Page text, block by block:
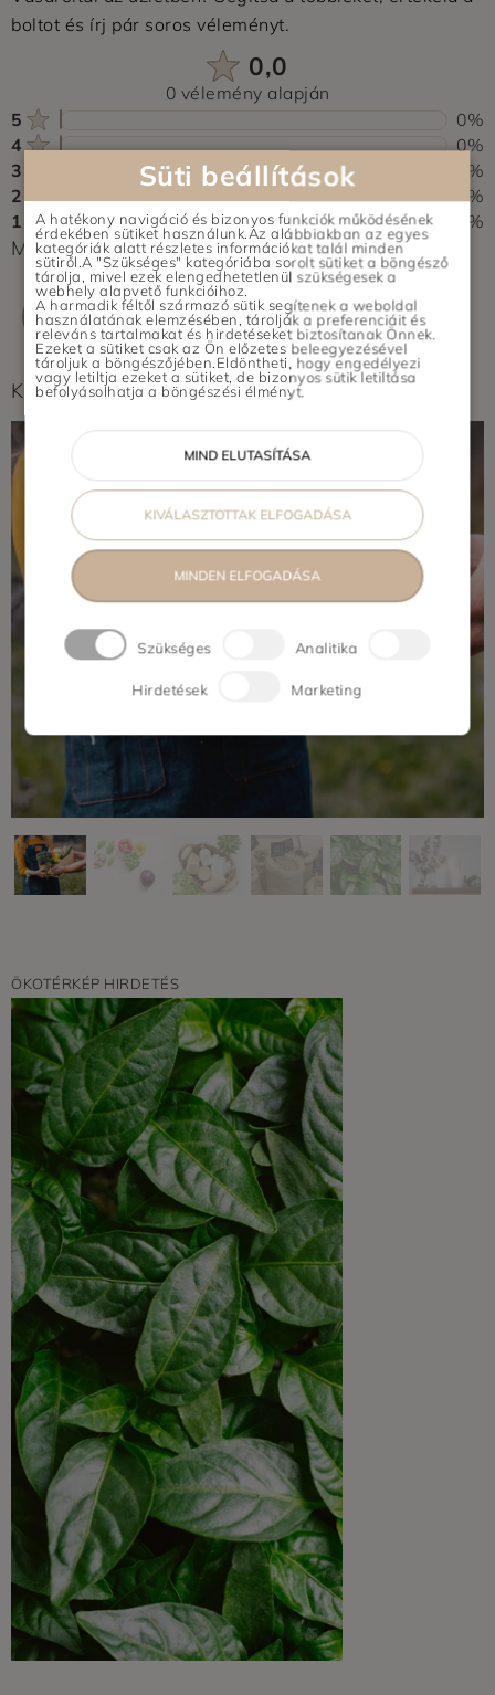
boltot és írj pár soros véleményt.
0,0
0 vélemény alapján
5
0%
4
0%
3
0%
2
0%
1
0%
Még nem érkezett értékelés. Légy Te az első!
ÉRTÉKELÉS ÍRÁSA
Képek feltöltés alatt...
ÖKOTÉRKÉP HIRDETÉS
Süti beállítások
A hatékony navigáció és bizonyos funkciók működésének
érdekében sütiket használunk.Az alábbiakban az egyes
kategóriák alatt részletes információkat talál minden
sütiről.A "Szükséges" kategóriába sorolt sütiket a böngésző
tárolja, mivel ezek elengedhetetlenül szükségesek a
webhely alapvető funkcióihoz.
A harmadik féltől származó sütik segítenek a weboldal
használatának elemzésében, tárolják a preferenciáit és
releváns tartalmakat és hirdetéseket biztosítanak Önnek.
Ezeket a sütiket csak az Ön előzetes beleegyezésével
tároljuk a böngészőjében.Eldöntheti, hogy engedélyezi
vagy letiltja ezeket a sütiket, de bizonyos sütik letiltása
befolyásolhatja a böngészési élményt.
MIND ELUTASÍTÁSA
KIVÁLASZTOTTAK ELFOGADÁSA
MINDEN ELFOGADÁSA
Szükséges Analitika
Hirdetések Marketing